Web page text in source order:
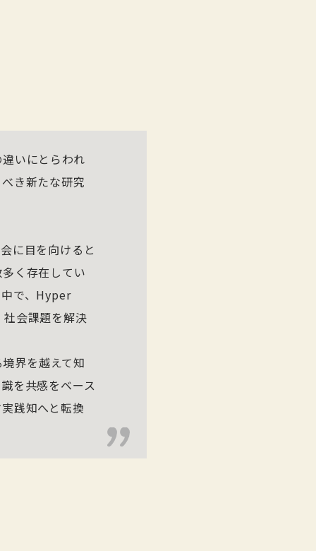
いにとらわれ
き新たな研究
に目を向けると
く存在してい
で、Hyper
会課題を解決
界を越えて知
を共感をベース
践知へと転換